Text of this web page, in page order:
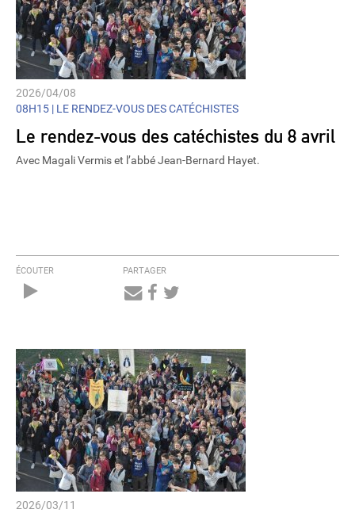
2026/04/08
08H15 | LE RENDEZ-VOUS DES CATÉCHISTES
Le rendez-vous des catéchistes du 8 avril
Avec Magali Vermis et l’abbé Jean-Bernard Hayet.
ÉCOUTER PARTAGER
2026/03/11